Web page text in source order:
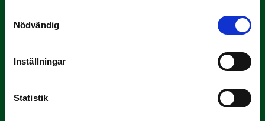
Nödvändig
Inställningar
Statistik
Rösta på Månadens Tränare i juni